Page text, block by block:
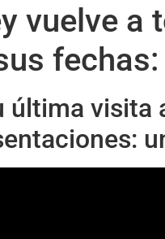
vuelve a
última visita